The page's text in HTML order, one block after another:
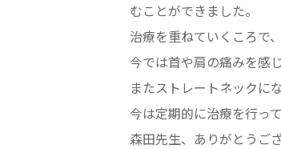
むことができました。
治療を重ねていくころで
今では首や肩の痛みを感
またストレートネックに
今は定期的に治療を行っ
森田先生、ありがとうご